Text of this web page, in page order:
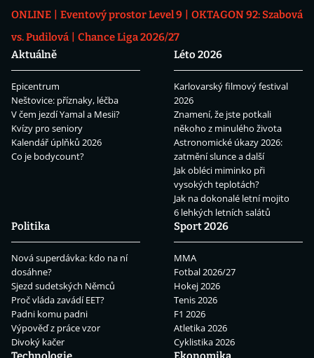
ONLINE
Eventový prostor Level 9
OKTAGON 92: Szabová
vs. Pudilová
Chance Liga 2026/27
Aktuálně
Epicentrum
Neštovice: příznaky, léčba
V čem jezdí Yamal a Mesii?
Kvízy pro seniory
Kalendář úplňků 2026
Co je bodycount?
Léto 2026
Karlovarský filmový festival
2026
Znamení, že jste potkali
někoho z minulého života
Astronomické úkazy 2026:
zatmění slunce a další
Jak obléci miminko při
vysokých teplotách?
Jak na dokonalé letní mojito
6 lehkých letních salátů
Politika
Nová superdávka: kdo na ní
dosáhne?
Sjezd sudetských Němců
Proč vláda zavádí EET?
Padni komu padni
Výpověď z práce vzor
Divoký kačer
Sport 2026
MMA
Fotbal 2026/27
Hokej 2026
Tenis 2026
F1 2026
Atletika 2026
Cyklistika 2026